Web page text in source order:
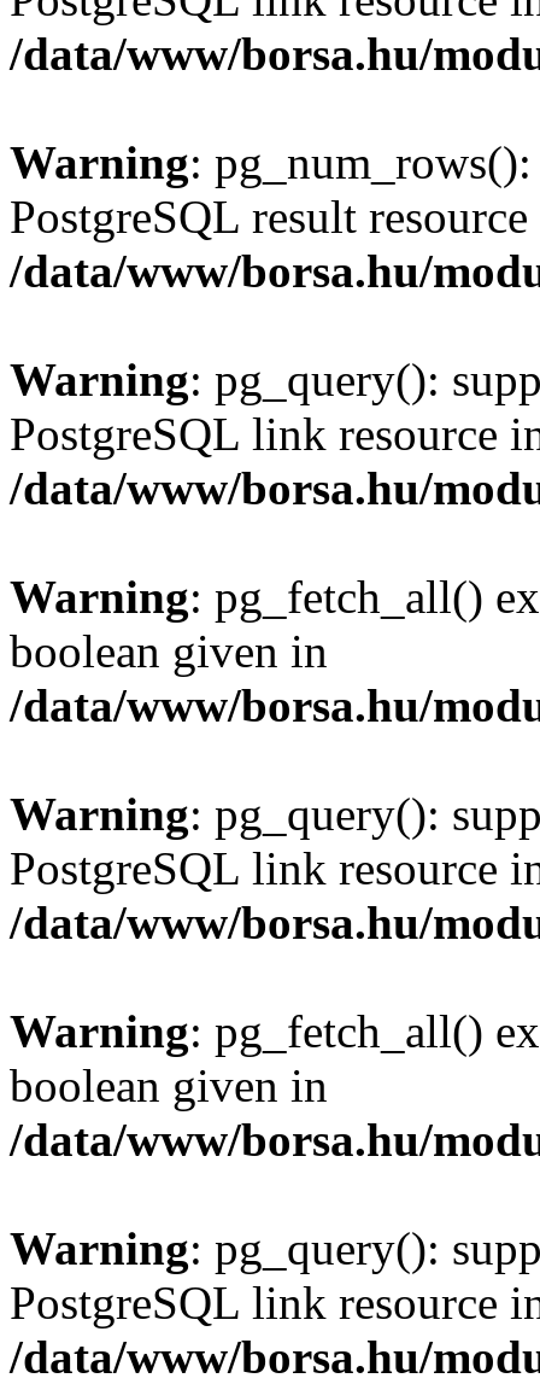
/data/www/borsa.hu/
Warning:
PostgreSQL result
/data/www/borsa.hu/
Warning: pg_query():
PostgreSQL link resource
/data/www/borsa.hu/
Warning: pg_fetch_all()
boolean given in
/data/www/borsa.hu/
Warning: pg_query():
PostgreSQL link resource
/data/www/borsa.hu/
Warning: pg_fetch_all()
boolean given in
/data/www/borsa.hu/
Warning: pg_query():
PostgreSQL link resource
/data/www/borsa.hu/